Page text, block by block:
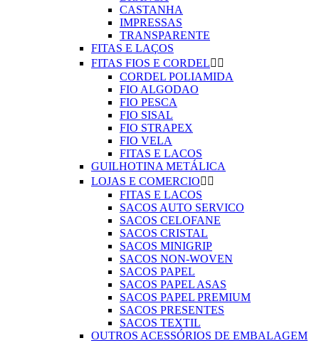
CASTANHA
IMPRESSAS
TRANSPARENTE
FITAS E LAÇOS
FITAS FIOS E CORDEL 
CORDEL POLIAMIDA
FIO ALGODAO
FIO PESCA
FIO SISAL
FIO STRAPEX
FIO VELA
FITAS E LACOS
GUILHOTINA METÁLICA
LOJAS E COMERCIO 
FITAS E LACOS
SACOS AUTO SERVICO
SACOS CELOFANE
SACOS CRISTAL
SACOS MINIGRIP
SACOS NON-WOVEN
SACOS PAPEL
SACOS PAPEL ASAS
SACOS PAPEL PREMIUM
SACOS PRESENTES
SACOS TEXTIL
OUTROS ACESSÓRIOS DE EMBALAGEM